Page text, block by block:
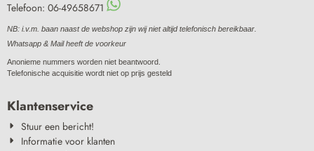
Telefoon: 06-49658671
NB: i.v.m. baan naast de webshop zijn wij niet altijd telefonisch bereikbaar.
Whatsapp & Mail heeft de voorkeur
Anonieme nummers worden niet beantwoord.
Telefonische acquisitie wordt niet op prijs gesteld
Klantenservice
Stuur een bericht!
Informatie voor klanten